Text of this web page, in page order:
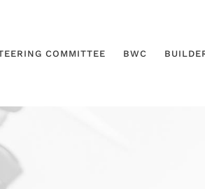
COMMITTEE BWC